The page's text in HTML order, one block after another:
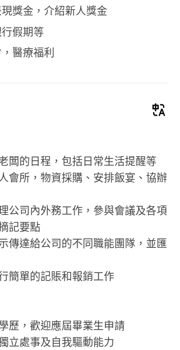
獎金，介紹新人獎金
假期等
醫療福利
闆的日程，包括日常生活提醒等
會所，物資採購、安排飯宴、協辦
公司內外務工作，參與會議及各項
記要點
傳達給公司的不同職能團隊，並匯
簡單的記賬和報銷工作
歷，歡迎應屆畢業生申請
立處事及自我驅動能力